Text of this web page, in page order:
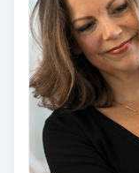
Gellack
Gellack med
Gravidmassage